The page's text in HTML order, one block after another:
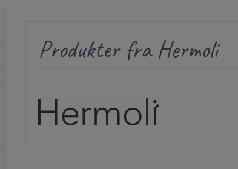
Produkter fra Hermoli